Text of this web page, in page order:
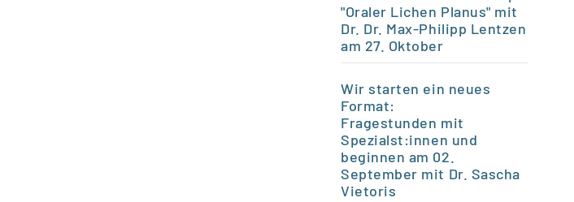
"Oraler Lichen Planus" mit
Dr. Dr. Max-Philipp Lentzen
am 27. Oktober
Wir starten ein neues
Format:
Fragestunden mit
Spezialst:innen und
beginnen am 02.
September mit Dr. Sascha
Vietoris